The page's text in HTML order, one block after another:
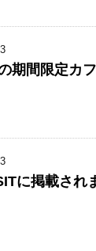
期間限定カ
に掲載され